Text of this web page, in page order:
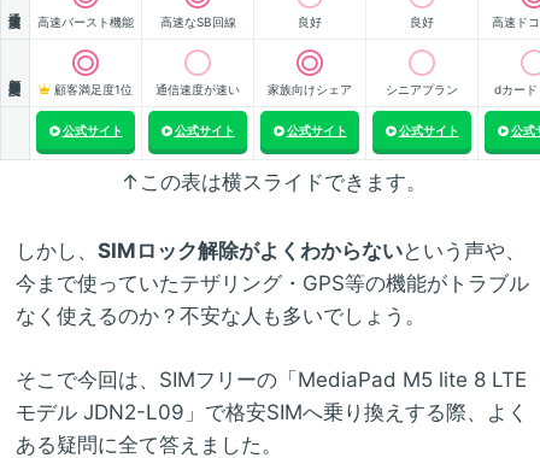
高速バースト機能 高速なSB回線 良好 良好 高速ド
顧客満足度1位 通信速度が速い 家族向けシェア シニアプラン dカード
公式サイト 公式サイト 公式サイト 公式サイト 公式
↑この表は横スライドできます。
しかし、 SIMロック解除がよくわからないという声や、
今まで使っていたテザリング・GPS等の機能がトラブル
なく使えるのか？不安な人も多いでしょう。
そこで今回は、SIMフリーの「MediaPad M5 lite 8 LTE
モデル JDN2-L09」で格安SIMへ乗り換えする際、よく
ある疑問に全て答えました。